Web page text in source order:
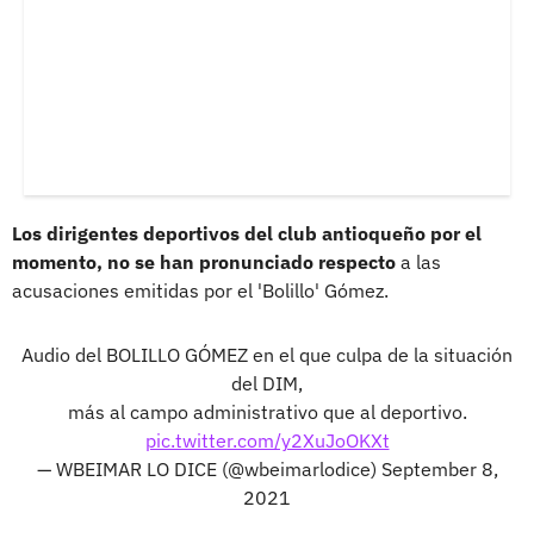
Los dirigentes deportivos del club antioqueño por el
momento, no se han pronunciado respecto a las
acusaciones emitidas por el 'Bolillo' Gómez.
Audio del BOLILLO GÓMEZ en el que culpa de la situación
del DIM,
más al campo administrativo que al deportivo.
pic.twitter.com/y2XuJoOKXt
— WBEIMAR LO DICE (@wbeimarlodice) September 8,
2021